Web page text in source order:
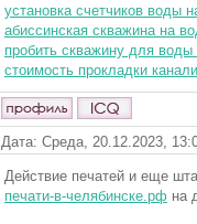
установка счетчиков воды
абиссинская скважина на
пробить скважину для воды
стоимость прокладки
Дата: Среда, 20.12.2023,
Действие печатей и еще
печати-в-челябинске.рф на